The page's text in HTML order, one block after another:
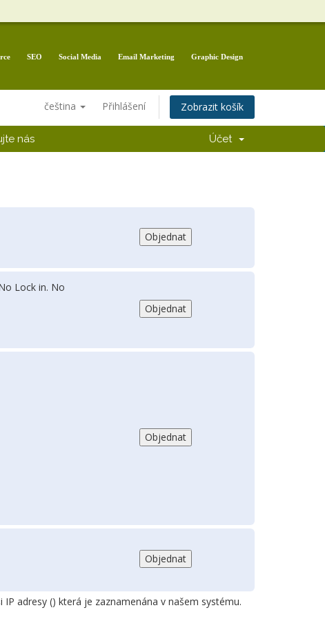
SEO Social Media Email Marketing Graphic Design
čeština Přihlášení Zobrazit košík
nás Účet
Lock in. No
IP adresy () která je zaznamenána v našem systému.